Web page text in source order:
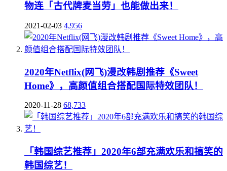
物连「古代牌麦当劳」也能做出来！
2021-02-03 4,956
2020年Netflix(网飞)漫改韩剧推荐《Sweet
Home》，高颜值组合搭配国际特效团队！
2020-11-28 68,733
「韩国综艺推荐」2020年6部充满欢乐和搞笑的
韩国综艺！